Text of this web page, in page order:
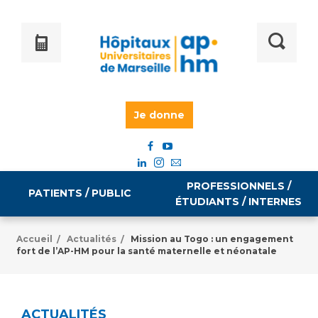
Je donne
PATIENTS / PUBLIC
Informations pratiques
PROFESSIONNELS /
ÉTUDIANTS / INTERNES
Égalité professionnelle
Emploi / formation
Accueil / Actualités /
Mission au Togo : un engagement
fort de l’AP-HM pour la santé maternelle et néonatale
ACTUALITÉS